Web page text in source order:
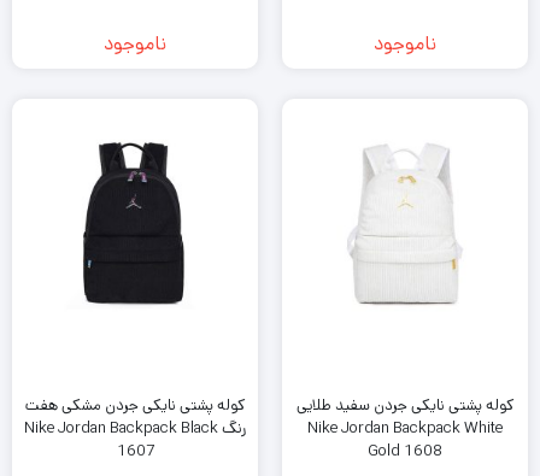
ناموجود ناموجود
کوله پشتی نایکی جردن سفید طلایی
Nike Jordan Backpack White
Gold 1608
کوله پشتی نایکی جردن مشکی هفت
رنگ Nike Jordan Backpack Black
1607